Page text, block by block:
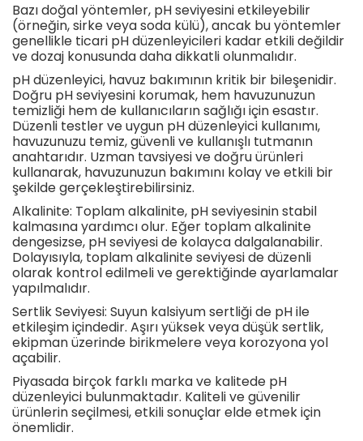
Bazı doğal yöntemler, pH seviyesini etkileyebilir
(örneğin, sirke veya soda külü), ancak bu yöntemler
genellikle ticari pH düzenleyicileri kadar etkili değildir
ve dozaj konusunda daha dikkatli olunmalıdır.
pH düzenleyici, havuz bakımının kritik bir bileşenidir.
Doğru pH seviyesini korumak, hem havuzunuzun
temizliği hem de kullanıcıların sağlığı için esastır.
Düzenli testler ve uygun pH düzenleyici kullanımı,
havuzunuzu temiz, güvenli ve kullanışlı tutmanın
anahtarıdır. Uzman tavsiyesi ve doğru ürünleri
kullanarak, havuzunuzun bakımını kolay ve etkili bir
şekilde gerçekleştirebilirsiniz.
Alkalinite: Toplam alkalinite, pH seviyesinin stabil
kalmasına yardımcı olur. Eğer toplam alkalinite
dengesizse, pH seviyesi de kolayca dalgalanabilir.
Dolayısıyla, toplam alkalinite seviyesi de düzenli
olarak kontrol edilmeli ve gerektiğinde ayarlamalar
yapılmalıdır.
Sertlik Seviyesi: Suyun kalsiyum sertliği de pH ile
etkileşim içindedir. Aşırı yüksek veya düşük sertlik,
ekipman üzerinde birikmelere veya korozyona yol
açabilir.
Piyasada birçok farklı marka ve kalitede pH
düzenleyici bulunmaktadır. Kaliteli ve güvenilir
ürünlerin seçilmesi, etkili sonuçlar elde etmek için
önemlidir.